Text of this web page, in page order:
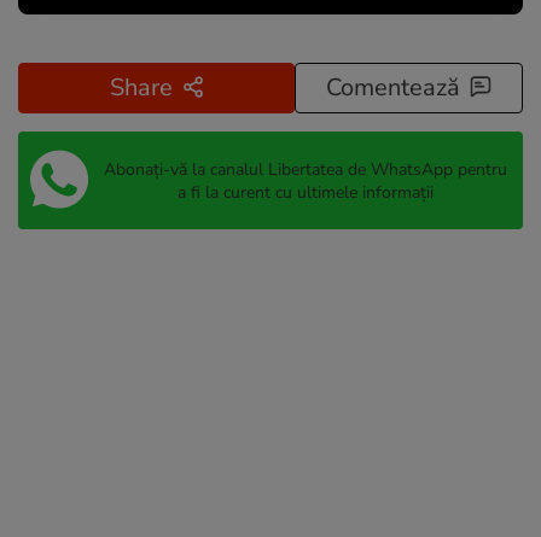
Share Comentează
Abonați-vă la canalul Libertatea de WhatsApp pentru
a fi la curent cu ultimele informații